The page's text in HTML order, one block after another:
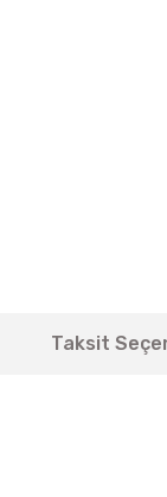
Taksit